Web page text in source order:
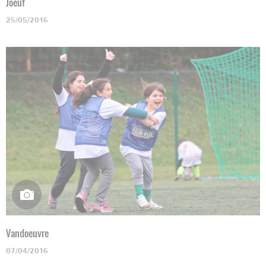
25/05/2016
Vandoeuvre
07/04/2016